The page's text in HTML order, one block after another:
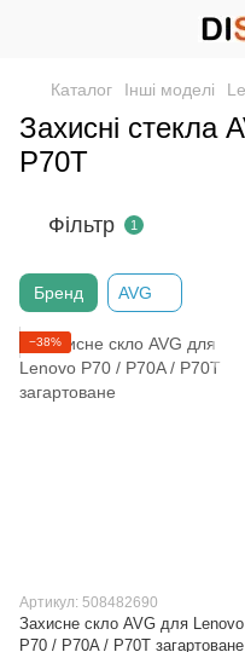
Каталог Інші моделі
Захисні стекла
P70T
Фільтр 1
Бренд AVG
−38%
Артикул: 508482690
Захисне скло AVG для Lenovo
P70 / P70A / P70T загартоване